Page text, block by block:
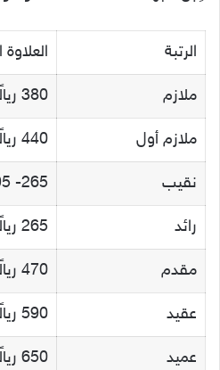
الرتبة
ملازم 380 ريالًا.
ملازم أول 440 ريالًا.
نقيب 265- 495 ريالًا.
رائد 265 ريالًا.
مقدم 470 ريالًا.
عقيد 590 ريالًا.
عميد 650 ريالًا.